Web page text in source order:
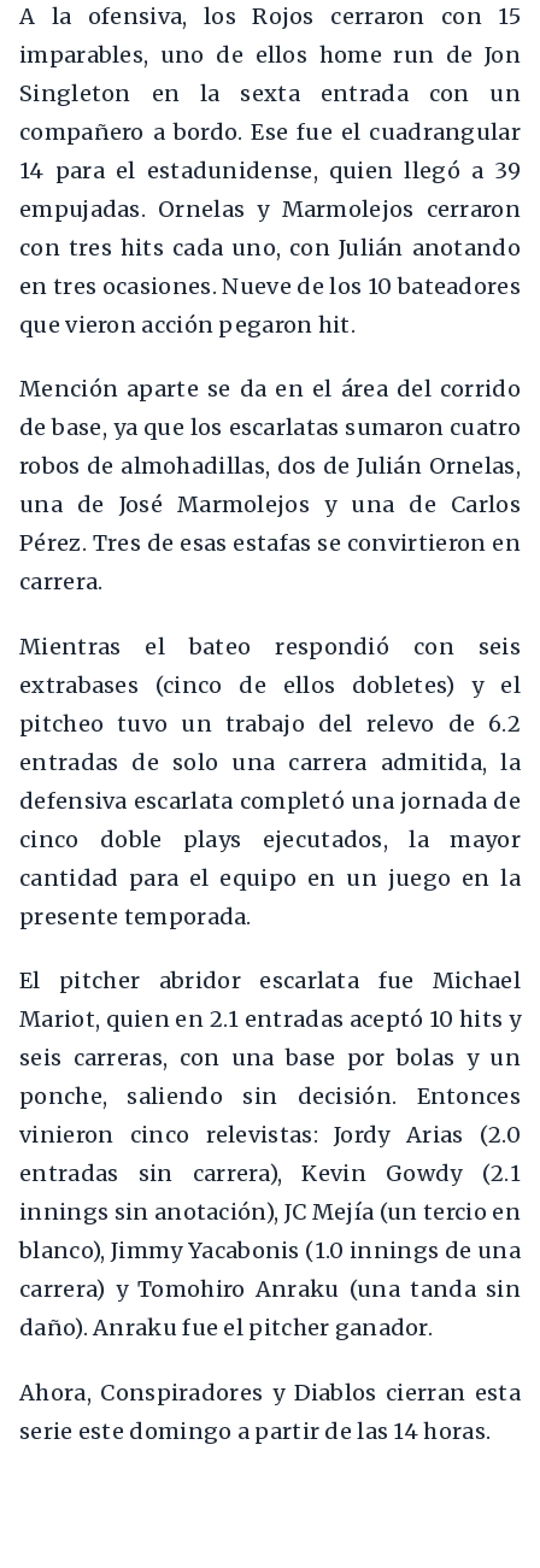
A la ofensiva, los Rojos cerraron con 15
imparables, uno de ellos home run de Jon
Singleton en la sexta entrada con un
compañero a bordo. Ese fue el cuadrangular
14 para el estadunidense, quien llegó a 39
empujadas. Ornelas y Marmolejos cerraron
con tres hits cada uno, con Julián anotando
en tres ocasiones. Nueve de los 10 bateadores
que vieron acción pegaron hit.
Mención aparte se da en el área del corrido
de base, ya que los escarlatas sumaron cuatro
robos de almohadillas, dos de Julián Ornelas,
una de José Marmolejos y una de Carlos
Pérez. Tres de esas estafas se convirtieron en
carrera.
Mientras el bateo respondió con seis
extrabases (cinco de ellos dobletes) y el
pitcheo tuvo un trabajo del relevo de 6.2
entradas de solo una carrera admitida, la
defensiva escarlata completó una jornada de
cinco doble plays ejecutados, la mayor
cantidad para el equipo en un juego en la
presente temporada.
El pitcher abridor escarlata fue Michael
Mariot, quien en 2.1 entradas aceptó 10 hits y
seis carreras, con una base por bolas y un
ponche, saliendo sin decisión. Entonces
vinieron cinco relevistas: Jordy Arias (2.0
entradas sin carrera), Kevin Gowdy (2.1
innings sin anotación), JC Mejía (un tercio en
blanco), Jimmy Yacabonis (1.0 innings de una
carrera) y Tomohiro Anraku (una tanda sin
daño). Anraku fue el pitcher ganador.
Ahora, Conspiradores y Diablos cierran esta
serie este domingo a partir de las 14 horas.